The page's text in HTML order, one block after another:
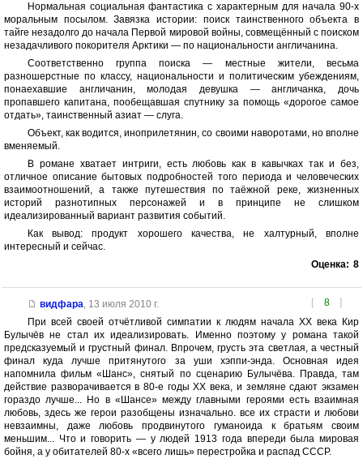
Нормальная социальная фантастика с характерным для начала 90-х
моральным посылом. Завязка истории: поиск таинственного объекта в
тайге незадолго до начала Первой мировой войны, совмещённый с поиском
незадачливого покорителя Арктики — по национальности англичанина.
Соответственно группа поиска — местные жители, весьма
разношерстные по классу, национальности и политическим убеждениям,
понаехавшие англичанин, молодая девушка — англичанка, дочь
пропавшего капитана, пообещавшая спутнику за помощь «дорогое самое
отдать», таинственный азиат — слуга.
Объект, как водится, иноприлетянин, со своими наворотами, но вполне
вменяемый.
В романе хватает интриги, есть любовь как в кавычках так и без,
отличное описание бытовых подробностей того периода и человеческих
взаимоотношений, а также путешествия по таёжной реке, жизненных
историй разнотипных персонажей и в принципе не слишком
идеализированный вариант развития событий.
Как вывод: продукт хорошего качества, не халтурный, вполне
интересный и сейчас.
Оценка: 8
[ 8 ]
видфара, 13 июля 2010 г.
При всей своей отчётливой симпатии к людям начала XX века Кир
Булычёв не стал их идеализировать. Именно поэтому у романа такой
предсказуемый и грустный финал. Впрочем, грусть эта светлая, а честный
финал куда лучше притянутого за уши хэппи-энда. Основная идея
напомнила фильм «Шанс», снятый по сценарию Булычёва. Правда, там
действие разворачивается в 80-е годы XX века, и земляне сдают экзамен
гораздо лучше... Но в «Шансе» между главными героями есть взаимная
любовь, здесь же герои разобщены изначально. все их страсти и любови
невзаимны, даже любовь продвинутого гуманоида к братьям своим
меньшим... Что и говорить — у людей 1913 года впереди была мировая
бойня, а у обитателей 80-х «всего лишь» перестройка и распад СССР.